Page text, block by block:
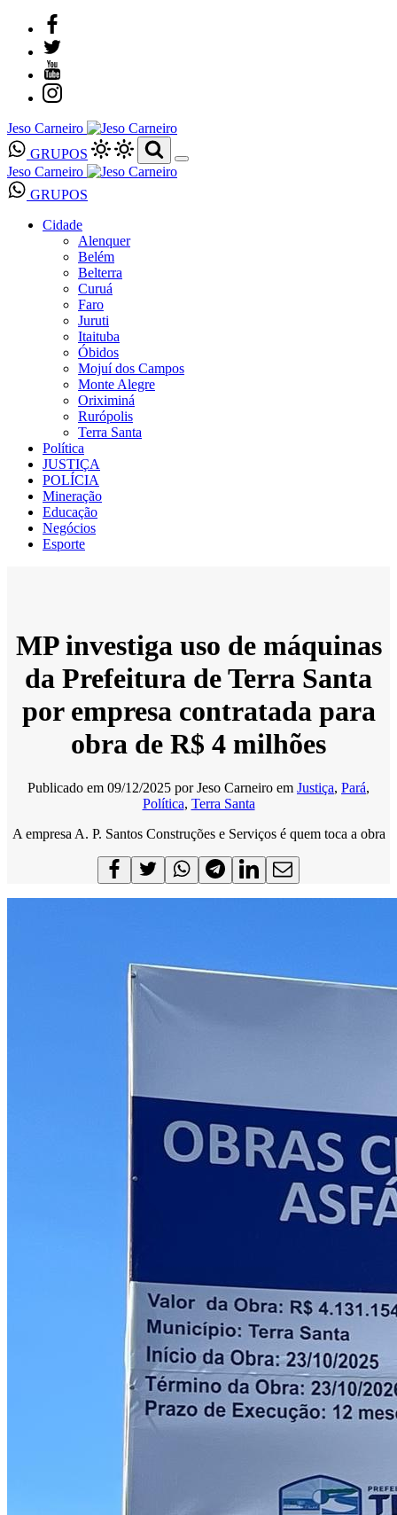
Jeso Carneiro
GRUPOS
Jeso Carneiro
GRUPOS
Cidade
Alenquer
Belém
Belterra
Curuá
Faro
Juruti
Itaituba
Óbidos
Mojuí dos Campos
Monte Alegre
Oriximiná
Rurópolis
Terra Santa
Política
JUSTIÇA
POLÍCIA
Mineração
Educação
Negócios
Esporte
MP investiga uso de máquinas
da Prefeitura de Terra Santa
por empresa contratada para
obra de R$ 4 milhões
Publicado em 09/12/2025 porJeso Carneiro em Justiça, Pará,
Política, Terra Santa
A empresa A. P. Santos Construções e Serviços é quem toca a obra